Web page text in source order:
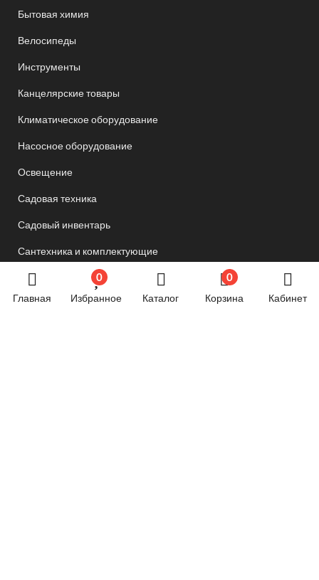
Главная
0
Избранное Каталог
0
Корзина Кабинет
Бытовая химия
Велосипеды
Инструменты
Канцелярские товары
Климатическое оборудование
Насосное оборудование
Освещение
Садовая техника
Садовый инвентарь
Сантехника и комплектующие
Сварочное оборудование
Силовая техника